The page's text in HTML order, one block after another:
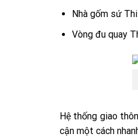
Nhà gốm sứ
Vòng đu quay
Hệ thống giao
cận một cách